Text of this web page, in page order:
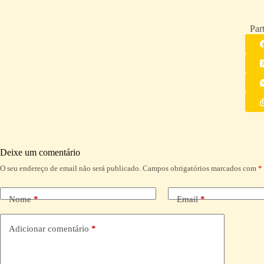
Deixe um comentário
O seu endereço de email não será publicado. Campos obrigatórios marcados com *
Nome* Email*
Adicionar comentário *
A
t
e